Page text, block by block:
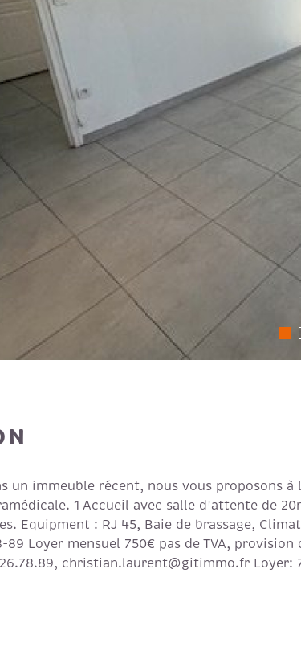
un immeuble récent, nous vous
1 Accueil avec salle d'attente de
Equipment : RJ 45, Baie de brassage,
89 Loyer mensuel 750€ pas de TVA,
christian.laurent@gitimmo.fr Loyer: